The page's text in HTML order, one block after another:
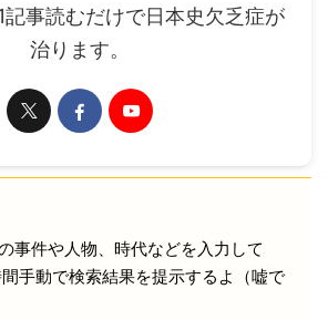
記事読むだけで日本史欠乏症が
治ります。
事件や人物、時代などを入力して
手動で検索結果を提示するよ（嘘で